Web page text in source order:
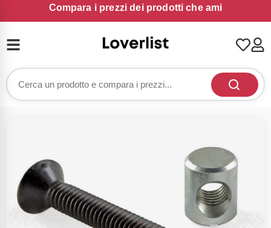
Compara i prezzi dei prodotti che ami